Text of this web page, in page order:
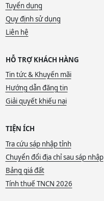
Tuyển dụng
Quy định sử dụng
Liên hệ
HỖ TRỢ KHÁCH HÀNG
Tin tức & Khuyến mãi
Hướng dẫn đăng tin
Giải quyết khiếu nại
TIỆN ÍCH
Tra cứu sáp nhập tỉnh
Chuyển đổi địa chỉ sau sáp nhập
Bảng giá đất
Tính thuế TNCN 2026